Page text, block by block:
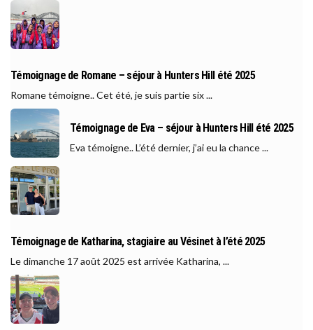
Témoignage de Romane – séjour à Hunters Hill été 2025
Romane témoigne.. Cet été, je suis partie six ...
Témoignage de Eva – séjour à Hunters Hill été 2025
Eva témoigne.. L’été dernier, j’ai eu la chance ...
Témoignage de Katharina, stagiaire au Vésinet à l’été 2025
Le dimanche 17 août 2025 est arrivée Katharina, ...